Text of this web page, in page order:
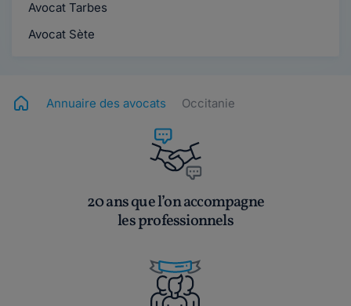
Avocat Tarbes
Avocat Sète
Annuaire des avocats Occitanie
20 ans que l’on accompagne
les professionnels